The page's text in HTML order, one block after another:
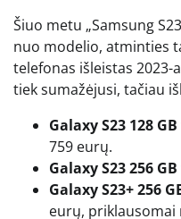
Šiuo metu „Samsung
nuo modelio, atminties
telefonas išleistas 2023-
tiek sumažėjusi, tačiau
Galaxy S23 128
759 eurų.
Galaxy S23 256
Galaxy S23+ 256
eurų, priklausomai